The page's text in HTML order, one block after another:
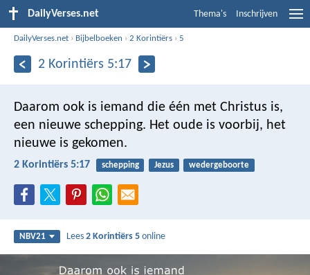
DailyVerses.net Thema's Inschrijven
DailyVerses.net › Bijbelboeken ›2 Korintiërs ›5
2 Korintiërs 5:17
Daarom ook is iemand die één met Christus is,
een nieuwe schepping. Het oude is voorbij, het
nieuwe is gekomen.
2 Korintiërs 5:17 schepping Jezus wedergeboorte
NBV21 Lees2 Korintiërs 5 online